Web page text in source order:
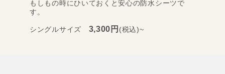
もしもの時にひいておくと安心の防水シーツで
す。
シングルサイズ 3,300円 (税込)~